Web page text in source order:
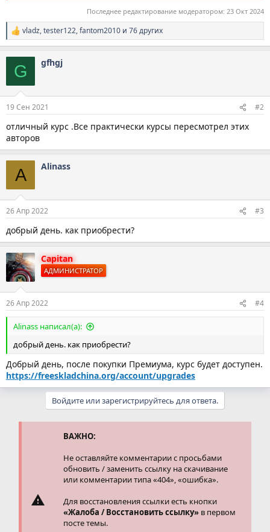
Последнее редактирование модератором: 23 Окт 2024
Р
е
ц
:
vladz,tester122,fantom2010 и 76 других
G gfhgj
19 Сен 2021 #2
отличный курс .Все практически курсы пересмотрел этих
авторов
A Alinass
26 Апр 2022 #3
добрый день. как приобрести?
Capitan
АДМИНИСТРАТОР
26 Апр 2022 #4
Alinass написал(а):
добрый день. как приобрести?
Добрый день, после покупки Премиума, курс будет доступен.
https://freeskladchina.org/account/upgrades
Войдите или зарегистрируйтесь для ответа.
ВАЖНО:
Не оставляйте комментарии с просьбами
обновить / заменить ссылку на скачивание
или комментарии типа «404», «ошибка».
Для восстановления ссылки есть кнопки
«Жалоба / Восстановить ссылку» в первом
посте темы.